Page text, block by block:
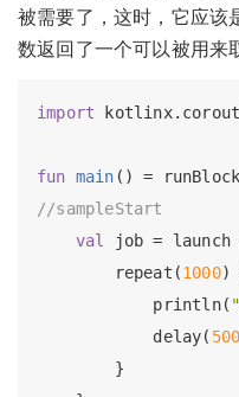
被需要了，这时，它应该
数返回了一个可以被用
import
fun main ()
//sampleStart
val
job = launch
        repeat(
1000)
            println(
            delay(
        }